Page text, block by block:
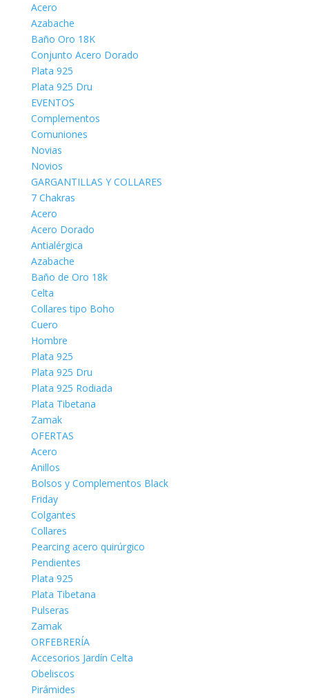
Acero
Azabache
Baño Oro 18K
Conjunto Acero Dorado
Plata 925
Plata 925 Dru
EVENTOS
Complementos
Comuniones
Novias
Novios
GARGANTILLAS Y COLLARES
7 Chakras
Acero
Acero Dorado
Antialérgica
Azabache
Baño de Oro 18k
Celta
Collares tipo Boho
Cuero
Hombre
Plata 925
Plata 925 Dru
Plata 925 Rodiada
Plata Tibetana
Zamak
OFERTAS
Acero
Anillos
Bolsos y Complementos Black
Friday
Colgantes
Collares
Pearcing acero quirúrgico
Pendientes
Plata 925
Plata Tibetana
Pulseras
Zamak
ORFEBRERÍA
Accesorios Jardín Celta
Obeliscos
Pirámides